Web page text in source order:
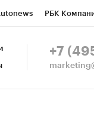
РБК
СПб
+7